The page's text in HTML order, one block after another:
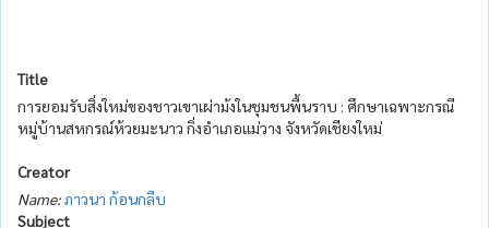
Title
การยอมรับสิ่งใหม่ของชาวเขาเผ่าม้งในชุมชนพื้นราบ : ศึกษาเฉพาะกรณี
หมู่บ้านสหกรณ์ห้วยมะนาว กิ่งอำเภอแม่วาง จังหวัดเชียงใหม่
Creator
Name:ภาวนา ก้อนกลีบ
Subject